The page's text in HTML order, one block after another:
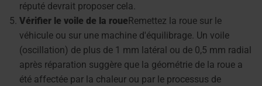
réputé devrait proposer cela.
Vérifier le voile de la roue Remettez la roue sur le
véhicule ou sur une machine d'équilibrage. Un voile
(oscillation) de plus de 1 mm latéral ou de 0,5 mm radial
après réparation suggère que la géométrie de la roue a
été affectée par la chaleur ou par le processus de